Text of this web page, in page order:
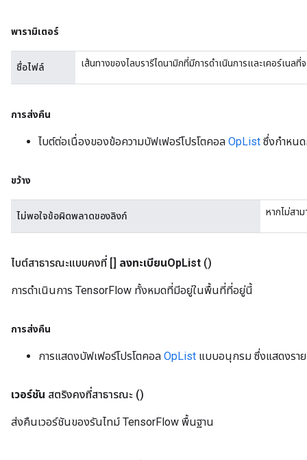
พารามิเตอร์
ชื่อไฟล์ เส้นทางของไลบรารีไดนามิกที่มีการดำเนินการและเคอร์เนลที่
การส่งคืน
ไบต์ต่อเนื่องของข้อความบัฟเฟอร์โปรโตคอล OpList ซึ่งกำหนด
ขว้าง
ไม่พอใจข้อผิดพลาดของลิงก์ หากไม่สา
ไบต์สาธารณะแบบคงที่ [] ลงทะเบียนOpList ()
การดำเนินการ TensorFlow ทั้งหมดที่มีอยู่ในพื้นที่ที่อยู่นี้
การส่งคืน
การแสดงบัฟเฟอร์โปรโตคอล OpList แบบอนุกรม ซึ่งแสดงรา
เวอร์ชัน สตริงคงที่สาธารณะ ()
ส่งคืนเวอร์ชันของรันไทม์ TensorFlow พื้นฐาน